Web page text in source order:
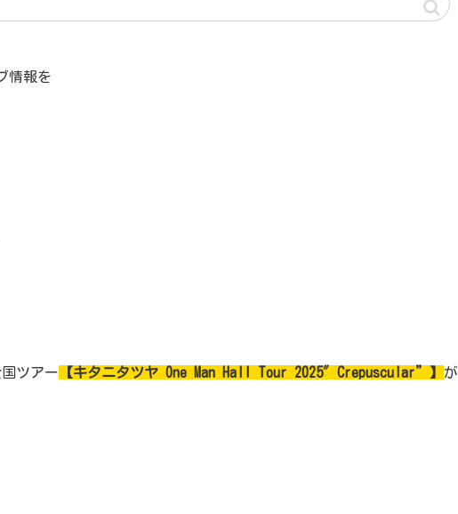
情報を
ツアー 【キタニタツヤ One Man Hall Tour 2025″Crepuscular”】 が